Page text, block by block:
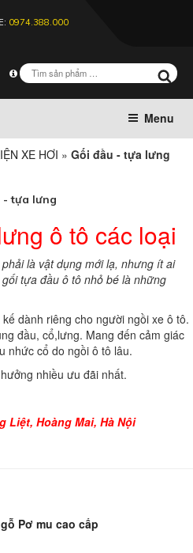
0974.388.000
Menu
XE HƠI » Gối đầu - tựa lưng
- tựa lưng
ô tô các loại
phải là vật dụng mới lạ, nhưng ít ai
tựa đầu ô tô nhỏ bé là những
dành riêng cho người ngồi xe ô tô.
đầu, cổ,lưng. Mang đến cảm giác
nhức cổ do ngồi ô tô lâu.
nhiều ưu đãi nhất.
Liệt, Hoàng Mai, Hà Nội
Pơ mu cao cấp